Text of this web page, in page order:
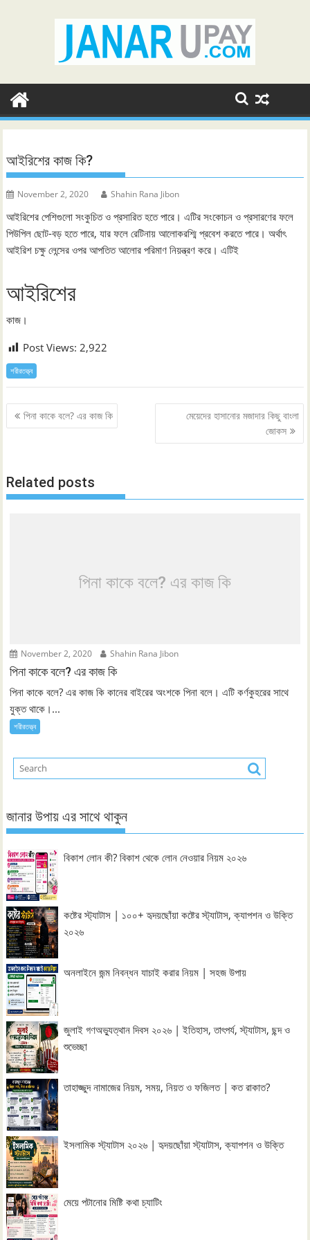
আইরিশের কাজ কি?
November 2, 2020 Shahin Rana Jibon
আইরিশের পেশিগুলো সংকুচিত ও প্রসারিত হতে পারে। এটির সংকোচন ও প্রসারণের ফলে
পিউপিল ছোট-বড় হতে পারে, যার ফলে রেটিনায় আলোকরশ্মি প্রবেশ করতে পারে। অর্থাৎ
আইরিশ চক্ষু লেন্সের ওপর আপতিত আলোর পরিমাণ নিয়ন্ত্রণ করে। এটিই
আইরিশের
কাজ।
Post Views: 2,922
শরীরতত্ত্ব
Post
navigation
পিনা কাকে বলে? এর কাজ কি
মেয়েদের হাসানোর মজাদার কিছু বাংলা
জোকস
Related posts
পিনা কাকে বলে? এর কাজ কি
November 2, 2020 Shahin Rana Jibon
পিনা কাকে বলে? এর কাজ কি
পিনা কাকে বলে? এর কাজ কি কানের বাইরের অংশকে পিনা বলে। এটি কর্ণকুহরের সাথে
যুক্ত থাকে।...
শরীরতত্ত্ব
জানার উপায় এর সাথে থাকুন
বিকাশ লোন কী? বিকাশ থেকে লোন নেওয়ার নিয়ম ২০২৬
কষ্টের স্ট্যাটাস | ১০০+ হৃদয়ছোঁয়া কষ্টের স্ট্যাটাস, ক্যাপশন ও উক্তি
২০২৬
অনলাইনে জন্ম নিবন্ধন যাচাই করার নিয়ম | সহজ উপায়
জুলাই গণঅভ্যুত্থান দিবস ২০২৬ | ইতিহাস, তাৎপর্য, স্ট্যাটাস, ছন্দ ও
শুভেচ্ছা
তাহাজ্জুদ নামাজের নিয়ম, সময়, নিয়ত ও ফজিলত | কত রাকাত?
ইসলামিক স্ট্যাটাস ২০২৬ | হৃদয়ছোঁয়া স্ট্যাটাস, ক্যাপশন ও উক্তি
মেয়ে পটানোর মিষ্টি কথা চ্যাটিং